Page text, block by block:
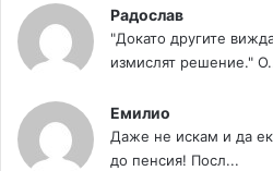
Радослав
"Докато другите
измислят решение."
Емилио
Даже не искам и да
до пенсия! Посл...